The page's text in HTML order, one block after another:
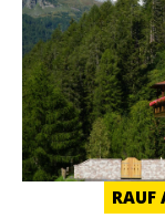
RAUF